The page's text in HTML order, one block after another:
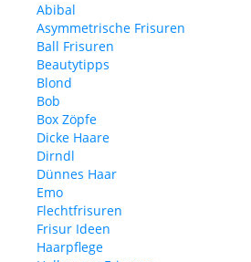
Abibal
Asymmetrische Frisuren
Ball Frisuren
Beautytipps
Blond
Bob
Box Zöpfe
Dicke Haare
Dirndl
Dünnes Haar
Emo
Flechtfrisuren
Frisur Ideen
Haarpflege